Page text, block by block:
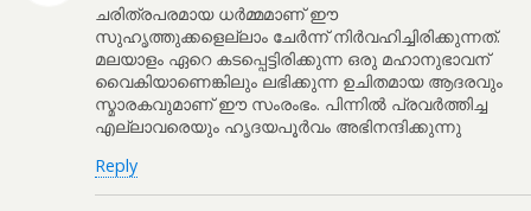
ചരിത്രപരമായ ധര്‍മ്മമാണ് ഈ
സുഹൃത്തുക്കളെല്ലാം ചേര്‍ന്ന് നിര്‍വഹിച്ചിരിക്കുന്നത്.
മലയാളം ഏറെ കടപ്പെട്ടിരിക്കുന്ന ഒരു മഹാനുഭാവന്
വൈകിയാണെങ്കിലും ലഭിക്കുന്ന ഉചിതമായ ആദരവും
സ്മാരകവുമാണ് ഈ സംരംഭം. പിന്നില്‍ പ്രവര്‍ത്തിച്ച
എല്ലാവരെയും ഹൃദയപൂര്‍വം അഭിനന്ദിക്കുന്നു
Reply